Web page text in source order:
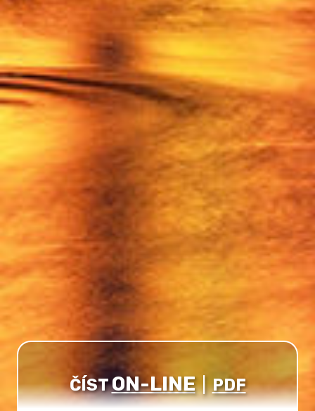
ČÍSTON-LINE | PDF